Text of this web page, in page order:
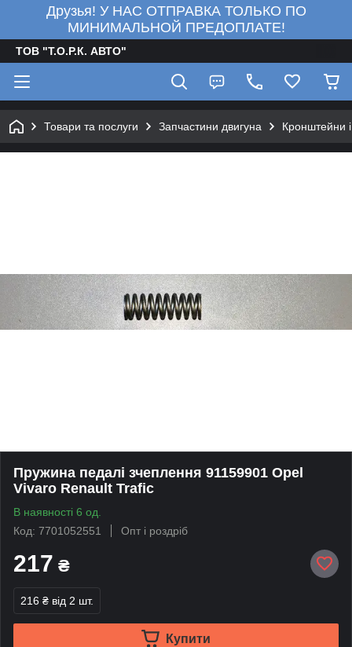
Друзья! У НАС ОТПРАВКА ТОЛЬКО ПО
МИНИМАЛЬНОЙ ПРЕДОПЛАТЕ!
ТОВ "Т.О.Р.К. АВТО"
Товари та послуги Запчастини двигуна Кронштейни
Пружина педалі зчеплення 91159901 Opel
Vivaro Renault Trafic
В наявності 6 од.
Код: 7701052551
Опт і роздріб
217 ₴
216 ₴ від 2 шт.
Купити